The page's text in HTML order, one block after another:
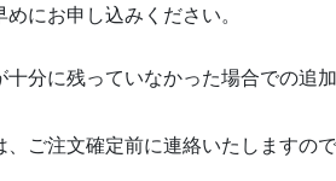
にお申し込みください。
十分に残っていなかった場合での追
、ご注文確定前に連絡いたしますの